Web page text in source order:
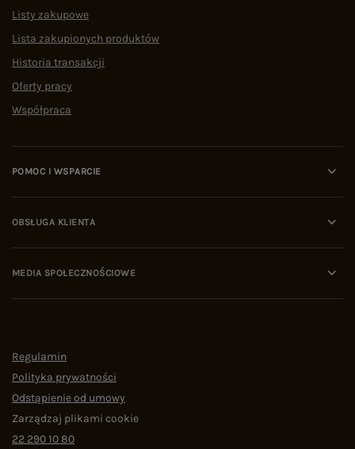
Listy zakupowe
Lista zakupionych produktów
Historia transakcji
Oferty pracy
Współpraca
POMOC I WSPARCIE
OBSŁUGA KLIENTA
MEDIA SPOŁECZNOŚCIOWE
Regulamin
Polityka prywatności
Odstąpienie od umowy
Zarządzaj plikami cookie
22 290 10 80